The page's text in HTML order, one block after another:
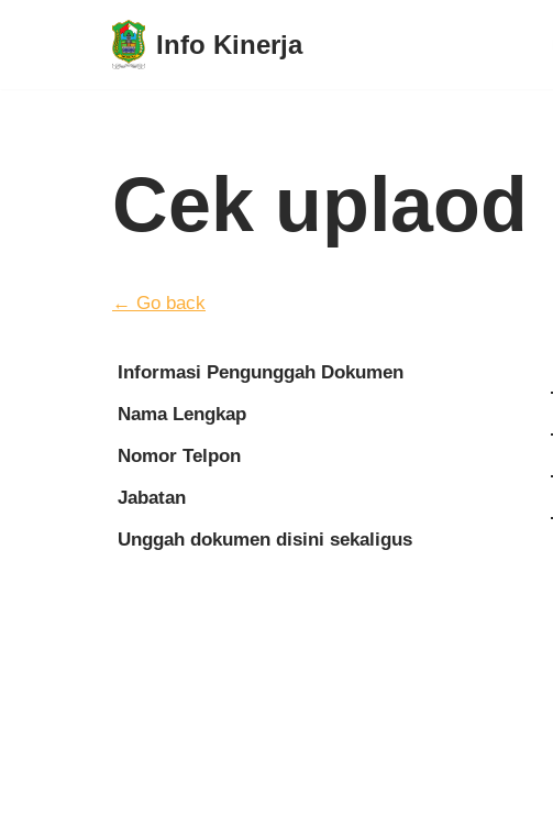
Info Kinerja
Cek uplaod
← Go back
Informasi Pengunggah Dokumen
Nama Lengkap
Nomor Telpon
Jabatan
Unggah dokumen disini sekaligus